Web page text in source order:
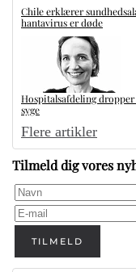
Chile erklærer
hantavirus er døde
Hospitalsafdeling
syge
Flere artikler
Tilmeld dig vores
TILMELD